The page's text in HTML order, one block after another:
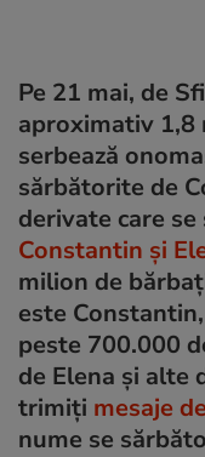
Pe 21 mai, de
aproximativ 1,8
serbează
sărbătorite de
derivate care se
Constantin și
milion de
este
peste 700.000
de Elena și alte
trimiți mesaje
nume se